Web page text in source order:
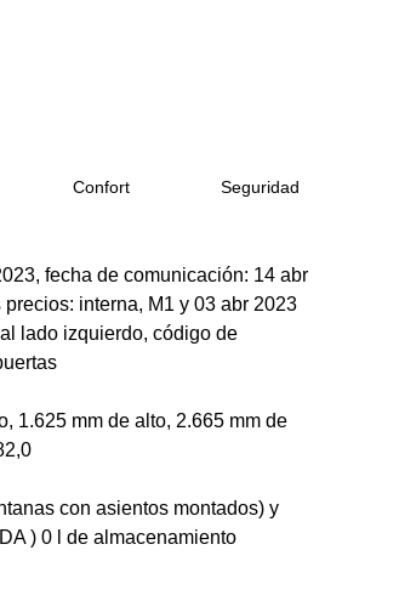
fecha de comunicación: 14 abr
interna, M1 y 03 abr 2023
lado izquierdo, código de
1.625 mm de alto, 2.665 mm de
con asientos montados) y
) 0 l de almacenamiento
Confort Seguridad